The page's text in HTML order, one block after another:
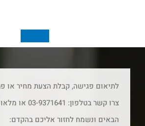
לתיאום פגישה, קבלת הצעת מחיר או
צרו קשר בטלפון:
הבאים ונשמח לחזור אליכם בהקדם: